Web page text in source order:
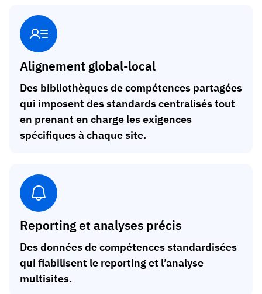
Alignement global-local
Des bibliothèques de compétences partagées
qui imposent des standards centralisés tout
en prenant en charge les exigences
spécifiques à chaque site.
Reporting et analyses précis
Des données de compétences standardisées
qui fiabilisent le reporting et l’analyse
multisites.